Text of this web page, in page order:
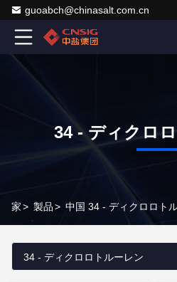
guoabch@chinasalt.com.cn
34 - ディクロ
家> 製品> 中国 34 - ディクロロト
34 - ディクロロトルーレン